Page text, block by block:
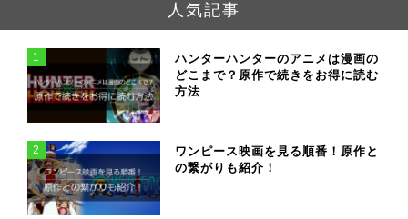
人気記事
1
ハンターハンターのアニメは漫画の
どこまで？原作で続きをお得に読む
方法
2
ワンピース映画を見る順番！原作と
の繋がりも紹介！